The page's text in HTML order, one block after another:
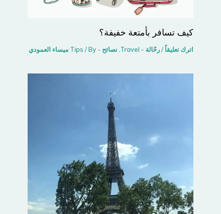
كيف تسافر بأمتعة خفيفة؟
اترك تعليقاً /رحّالة - Travel نصائح - Tips/ By ميساء العمودي